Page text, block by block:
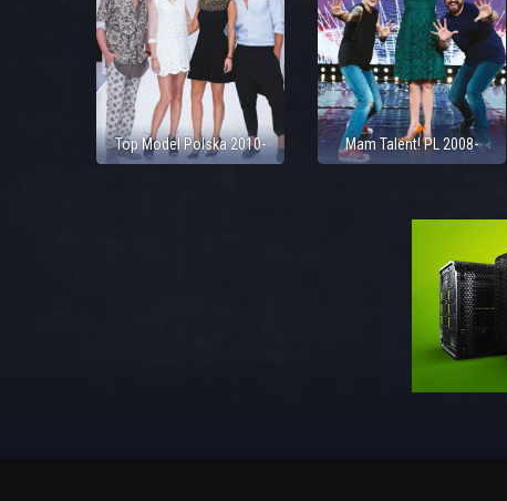
Top Model Polska 2010- Mam Talent! PL 2008-